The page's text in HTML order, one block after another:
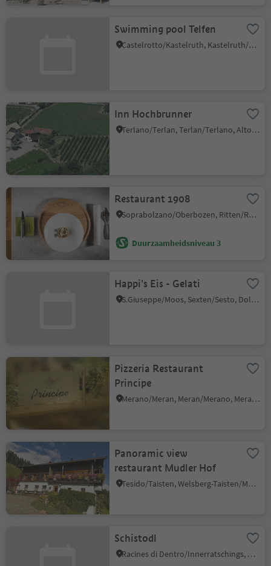
Swimming pool Telfen
Castelrotto/Kastelruth, Kastelruth/Castelrotto, Dolomites Region Seiser Alm
Inn Hochbrunner
Terlano/Terlan, Terlan/Terlano, Alto Adige Wine Road
Restaurant 1908
Soprabolzano/Oberbozen, Ritten/Renon, Bolzano/Bozen and environs
Duurzaamheidsniveau 3
Happi's Eis - Gelati
S.Giuseppe/Moos, Sexten/Sesto, Dolomites Region 3 Zinnen
Pizzeria Restaurant
Principe
Merano/Meran, Meran/Merano, Meran/Merano and environs
Panoramic view
restaurant Mudler Hof
Tesido/Taisten, Welsberg-Taisten/Monguelfo-Tesido
Schistodl
Racines di Dentro/Innerratschings, Ratschings/Racines, Sterzing/Vipiteno and environs